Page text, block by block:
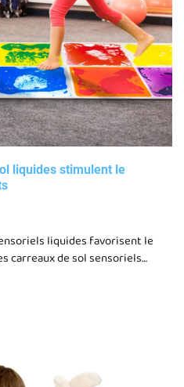
liquides stimulent le
liquides favorisent le
carreaux de sol sensoriels